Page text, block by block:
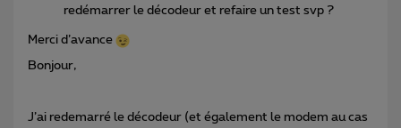
redémarrer le décodeur et refaire un test svp ?
Merci d’avance
Bonjour,
J’ai redemarré le décodeur (et également le modem au cas